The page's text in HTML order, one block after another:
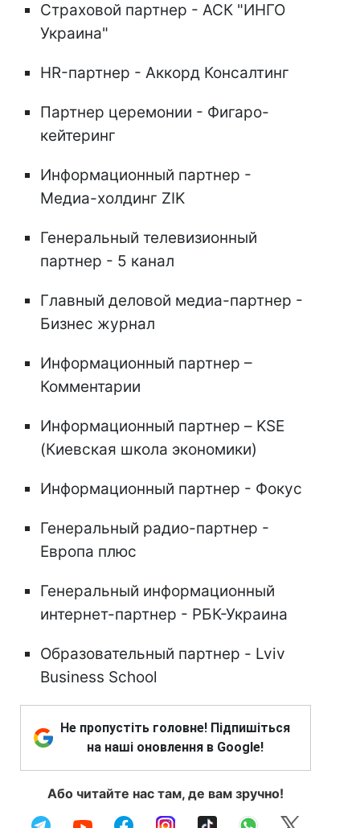
Страховой партнер - АСК "ИНГО
Украина"
HR-партнер - Аккорд Консалтинг
Партнер церемонии - Фигаро-
кейтеринг
Информационный партнер -
Медиа-холдинг ZIK
Генеральный телевизионный
партнер - 5 канал
Главный деловой медиа-партнер -
Бизнес журнал
Информационный партнер –
Комментарии
Информационный партнер – KSE
(Киевская школа экономики)
Информационный партнер - Фокус
Генеральный радио-партнер -
Европа плюс
Генеральный информационный
интернет-партнер - РБК-Украина
Образовательный партнер - Lviv
Business School
Не пропустіть головне! Підпишіться
на наші оновлення в Google!
Або читайте нас там, де вам зручно!